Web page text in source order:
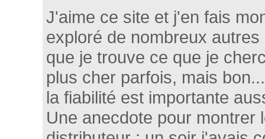
J'aime ce site et j'en fais
exploré de nombreux
que je trouve ce que je
plus cher parfois, mais
la fiabilité est importante
Une anecdote pour montrer